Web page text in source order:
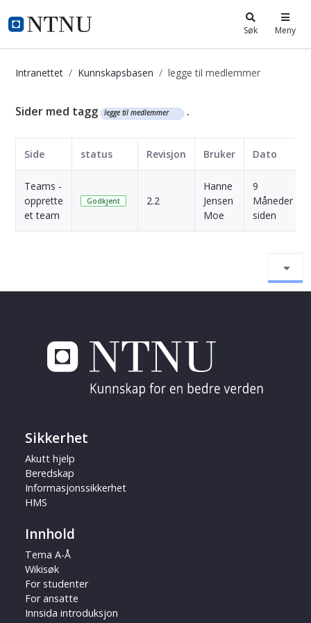
i.ntnu.no Søk Meny
Intranettet Kunnskapsbasen legge til medlemmer
Kunnskapsbasen
Sider med tagg legge til medlemmer .
Side status Revisjon Bruker Dato
Teams -
opprette
et team
Godkjent 2.2
Hanne
Jensen
Moe
9
Måneder
siden
Sikkerhet
Akutt hjelp
Beredskap
Informasjonssikkerhet
HMS
Innhold
Tema A-Å
Wikisøk
For studenter
For ansatte
Innsida introduksjon